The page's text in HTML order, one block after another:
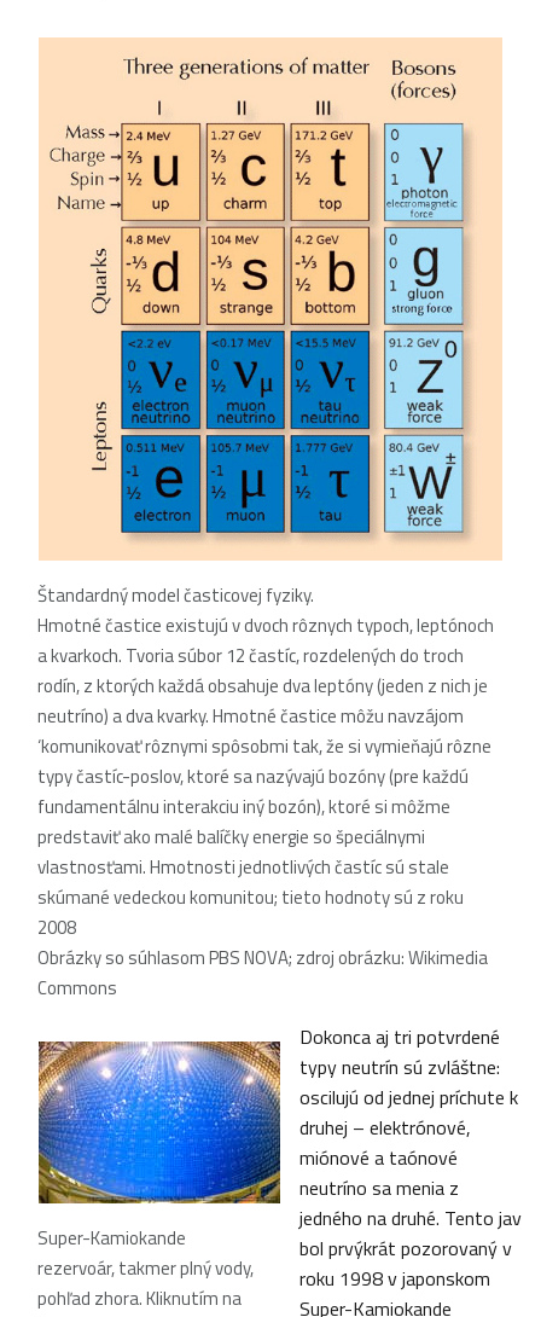
Štandardný model časticovej fyziky.
Hmotné častice existujú v dvoch rôznych typoch, leptónoch
a kvarkoch. Tvoria súbor 12 častíc, rozdelených do troch
rodín, z ktorých každá obsahuje dva leptóny (jeden z nich je
neutríno) a dva kvarky. Hmotné častice môžu navzájom
‘komunikovať rôznymi spôsobmi tak, že si vymieňajú rôzne
typy častíc-poslov, ktoré sa nazývajú bozóny (pre každú
fundamentálnu interakciu iný bozón), ktoré si môžme
predstaviť ako malé balíčky energie so špeciálnymi
vlastnosťami. Hmotnosti jednotlivých častíc sú stale
skúmané vedeckou komunitou; tieto hodnoty sú z roku
2008
Obrázky so súhlasom PBS NOVA; zdroj obrázku: Wikimedia
Commons
Super-Kamiokande
rezervoár, takmer plný vody,
pohľad zhora. Kliknutím na
Dokonca aj tri potvrdené
typy neutrín sú zvláštne:
oscilujú od jednej príchute k
druhej – elektrónové,
miónové a taónové
neutríno sa menia z
jedného na druhé. Tento jav
bol prvýkrát pozorovaný v
roku 1998 v japonskom
Super-Kamiokande